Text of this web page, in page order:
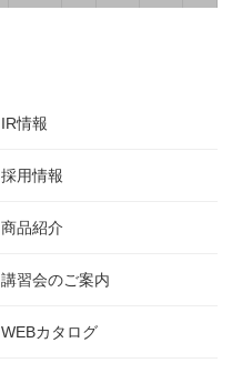
IR情報
採用情報
商品紹介
講習会のご案内
WEBカタログ